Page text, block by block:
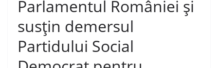
Parlamentul României și
susțin demersul
Partidului Social